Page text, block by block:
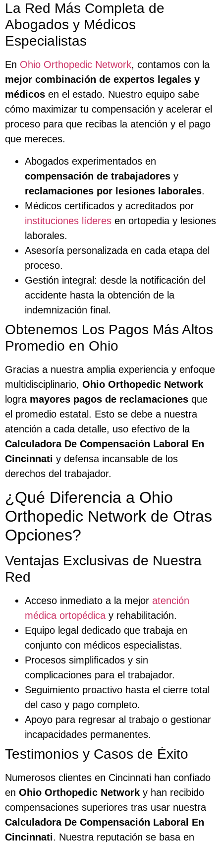
La Red Más Completa de
Abogados y Médicos
Especialistas
En Ohio Orthopedic Network, contamos con la
mejor combinación de expertos legales y
médicos en el estado. Nuestro equipo sabe
cómo maximizar tu compensación y acelerar el
proceso para que recibas la atención y el pago
que mereces.
Abogados experimentados en
compensación de trabajadores y
reclamaciones por lesiones laborales.
Médicos certificados y acreditados por
instituciones líderes en ortopedia y lesiones
laborales.
Asesoría personalizada en cada etapa del
proceso.
Gestión integral: desde la notificación del
accidente hasta la obtención de la
indemnización final.
Obtenemos Los Pagos Más Altos
Promedio en Ohio
Gracias a nuestra amplia experiencia y enfoque
multidisciplinario, Ohio Orthopedic Network
logra mayores pagos de reclamaciones que
el promedio estatal. Esto se debe a nuestra
atención a cada detalle, uso efectivo de la
Calculadora De Compensación Laboral En
Cincinnati y defensa incansable de los
derechos del trabajador.
¿Qué Diferencia a Ohio
Orthopedic Network de Otras
Opciones?
Ventajas Exclusivas de Nuestra
Red
Acceso inmediato a la mejor atención
médica ortopédica y rehabilitación.
Equipo legal dedicado que trabaja en
conjunto con médicos especialistas.
Procesos simplificados y sin
complicaciones para el trabajador.
Seguimiento proactivo hasta el cierre total
del caso y pago completo.
Apoyo para regresar al trabajo o gestionar
incapacidades permanentes.
Testimonios y Casos de Éxito
Numerosos clientes en Cincinnati han confiado
en Ohio Orthopedic Network y han recibido
compensaciones superiores tras usar nuestra
Calculadora De Compensación Laboral En
Cincinnati. Nuestra reputación se basa en